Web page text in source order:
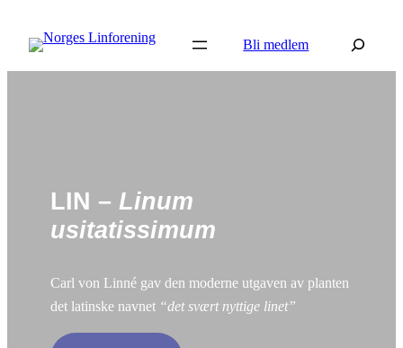
Bli medlem Søk
LIN – Linum
usitatissimum
Carl von Linné gav den moderne utgaven av planten
det latinske navnet “det svært nyttige linet”